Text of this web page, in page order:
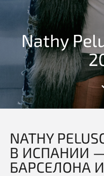
Nathy
NATHY
В ИСПАНИИ —
БАРСЕЛОНА